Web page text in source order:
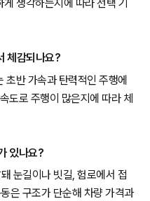
생각하는지에 따라 선택 기
체감되나요?
초반 가속과 탄력적인 주행에
도로 주행이 많은지에 따라 체
있나요?
눈길이나 빗길, 험로에서 접
은 구조가 단순해 차량 가격과